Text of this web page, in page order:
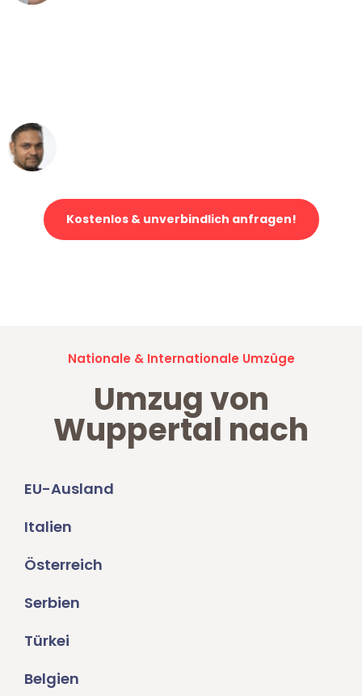
Kostenlos & unverbindlich anfragen!
Nationale & Internationale Umzüge
Umzug von
Wuppertal nach
EU-Ausland
Italien
Österreich
Serbien
Türkei
Belgien